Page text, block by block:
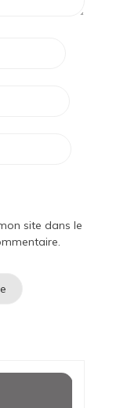
site dans le